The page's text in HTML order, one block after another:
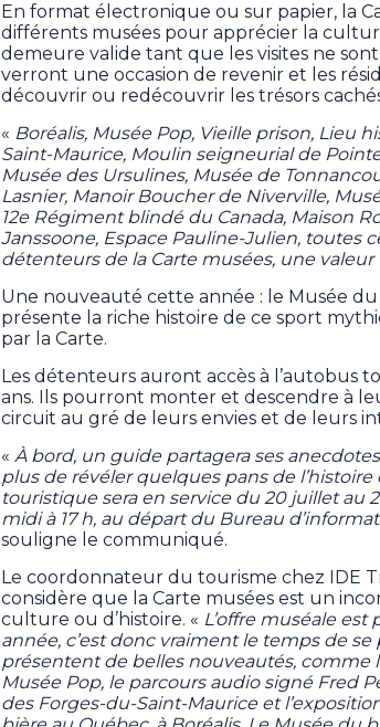
En format électronique ou sur papier, la
différents musées pour apprécier la
demeure valide tant que les visites ne sont
verront une occasion de revenir et les
découvrir ou redécouvrir les trésors
« Boréalis, Musée Pop, Vieille prison, Lieu
Saint-Maurice, Moulin seigneurial de
Musée des Ursulines, Musée de
Lasnier, Manoir Boucher de Niverville,
12e Régiment blindé du Canada, Maison
Janssoone, Espace Pauline-Julien, toutes
détenteurs de la Carte musées, une valeur
Une nouveauté cette année : le Musée
présente la riche histoire de ce sport
par la Carte.
Les détenteurs auront accès à l’autobus
ans. Ils pourront monter et descendre à
circuit au gré de leurs envies et de leurs
« À bord, un guide partagera ses
plus de révéler quelques pans de l’histoire
touristique sera en service du 20 juillet au
midi à 17 h, au départ du Bureau
souligne le communiqué.
Le coordonnateur du tourisme chez IDE
considère que la Carte musées est un
culture ou d’histoire. « L’offre muséale
année, c’est donc vraiment le temps de se
présentent de belles nouveautés, comme
Musée Pop, le parcours audio signé Fred
des Forges-du-Saint-Maurice et